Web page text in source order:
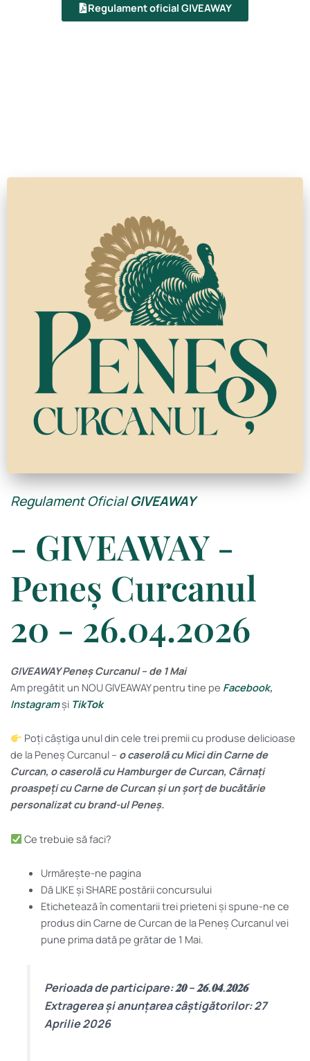
Regulament oficial GIVEAWAY
Regulament OficialGIVEAWAY
- GIVEAWAY -
Peneș Curcanul
20 - 26.04.2026
GIVEAWAY Peneș Curcanul – de 1 Mai
Am pregătit un NOU GIVEAWAY pentru tine pe Facebook,
Instagramși TikTok
Poți câștiga unul din cele trei premii cu produse delicioase
de la Peneș Curcanul – o caserolă cu Mici din Carne de
Curcan, o caserolă cu Hamburger de Curcan, Cârnați
proaspeți cu Carne de Curcan și un șorț de bucătărie
personalizat cu brand-ul Peneș.
Ce trebuie să faci?
Urmărește-ne pagina
Dă LIKE și SHARE postării concursului
Etichetează în comentarii trei prieteni și spune-ne ce
produs din Carne de Curcan de la Peneș Curcanul vei
pune prima dată pe grătar de 1 Mai.
Perioada de participare: 𝟐𝟎 – 𝟐𝟔.𝟎𝟒.𝟐𝟎𝟐𝟔
Extragerea și anunțarea câștigătorilor: 27
Aprilie 2026